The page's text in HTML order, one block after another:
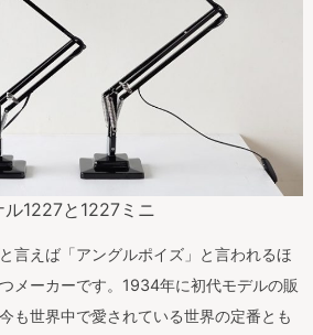
1227と1227ミニ
言えば「アングルポイズ」と言われるほ
メーカーです。1934年に初代モデルの販
も世界中で愛されている世界の定番とも